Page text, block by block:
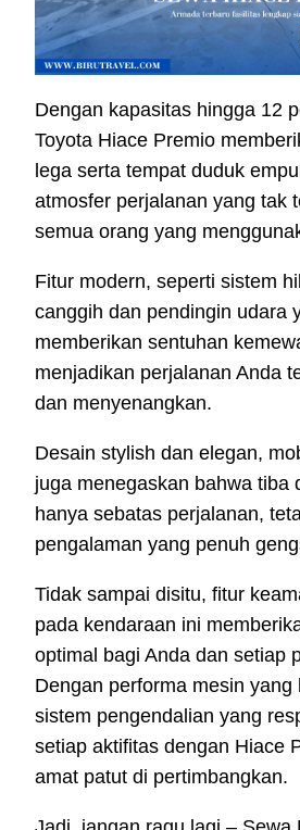
Dengan kapasitas hingga 12
Toyota Hiace Premio
lega serta tempat duduk
atmosfer perjalanan yang tak
semua orang yang
Fitur modern, seperti sistem
canggih dan pendingin udara
memberikan sentuhan
menjadikan perjalanan Anda
dan menyenangkan.
Desain stylish dan elegan,
juga menegaskan bahwa tiba
hanya sebatas perjalanan,
pengalaman yang penuh
Tidak sampai disitu, fitur
pada kendaraan ini
optimal bagi Anda dan setiap
Dengan performa mesin yang
sistem pengendalian yang
setiap aktifitas dengan Hiace
amat patut di pertimbangkan.